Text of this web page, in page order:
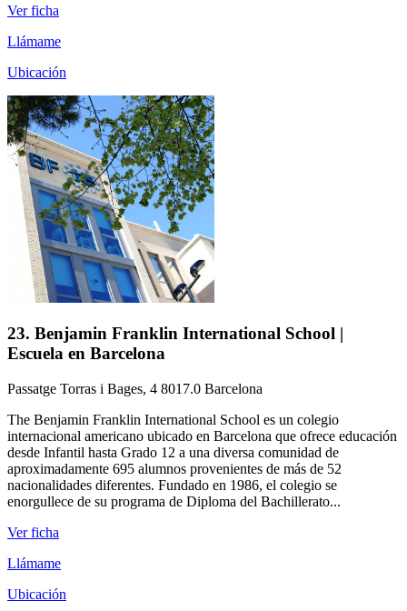
Ver ficha
Llámame
Ubicación
23. Benjamin Franklin International School |
Escuela en Barcelona
Passatge Torras i Bages, 4 8017.0 Barcelona
The Benjamin Franklin International School es un colegio
internacional americano ubicado en Barcelona que ofrece educación
desde Infantil hasta Grado 12 a una diversa comunidad de
aproximadamente 695 alumnos provenientes de más de 52
nacionalidades diferentes. Fundado en 1986, el colegio se
enorgullece de su programa de Diploma del Bachillerato...
Ver ficha
Llámame
Ubicación